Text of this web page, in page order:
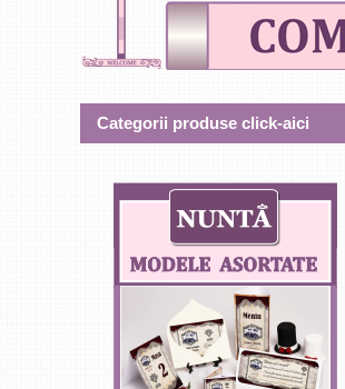
Categorii produse click-aici